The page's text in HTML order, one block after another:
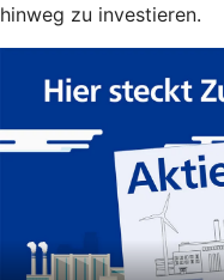
hinweg zu investieren.